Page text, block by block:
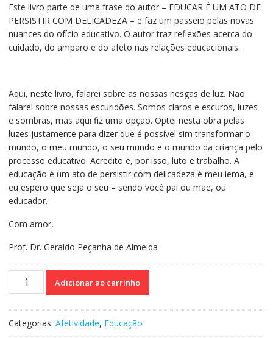
Este livro parte de uma frase do autor – EDUCAR É UM ATO DE
PERSISTIR COM DELICADEZA – e faz um passeio pelas novas
nuances do ofício educativo. O autor traz reflexões acerca do
cuidado, do amparo e do afeto nas relações educacionais.
Aqui, neste livro, falarei sobre as nossas nesgas de luz. Não
falarei sobre nossas escuridões. Somos claros e escuros, luzes
e sombras, mas aqui fiz uma opção. Optei nesta obra pelas
luzes justamente para dizer que é possível sim transformar o
mundo, o meu mundo, o seu mundo e o mundo da criança pelo
processo educativo. Acredito e, por isso, luto e trabalho. A
educação é um ato de persistir com delicadeza é meu lema, e
eu espero que seja o seu – sendo você pai ou mãe, ou
educador.
Com amor,
Prof. Dr. Geraldo Peçanha de Almeida
Educar
de
Adicionar ao carrinho
Categorias: Afetividade, Educação